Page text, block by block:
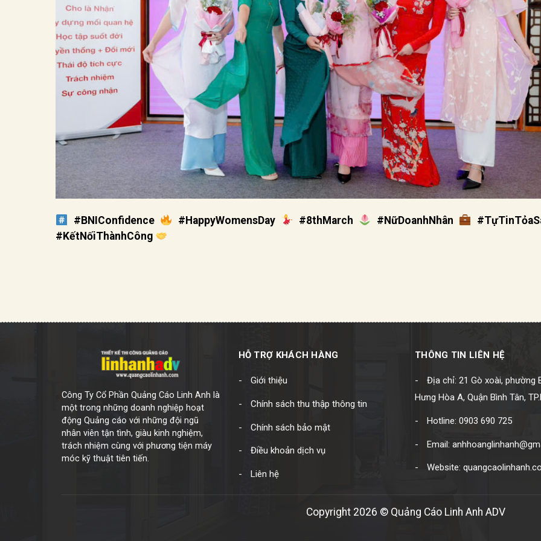
#BNIConfidence #HappyWomensDay #8thMarch #NữDoanhNhân
#KếtNốiThànhCông
Công Ty Cổ Phần Quảng Cáo Linh Anh là
một trong những doanh nghiệp hoạt
động Quảng cáo với những đội ngũ
nhân viên tận tình, giàu kinh nghiệm,
trách nhiệm cùng với phương tiện máy
móc kỹ thuật tiên tiến.
HỖ TRỢ KHÁCH HÀNG
Giới thiệu
Chính sách thu thập thông tin
Chính sách bảo mật
Điều khoản dịch vụ
Liên hệ
THÔNG TIN LIÊN HỆ
Địa chỉ: 21 Gò xoài, phường
Hưng Hòa A, Quận Bình Tân,
Hotline: 0903 690 725
Email:
Website:
Copyright 2026 © Quảng Cáo Linh Anh ADV